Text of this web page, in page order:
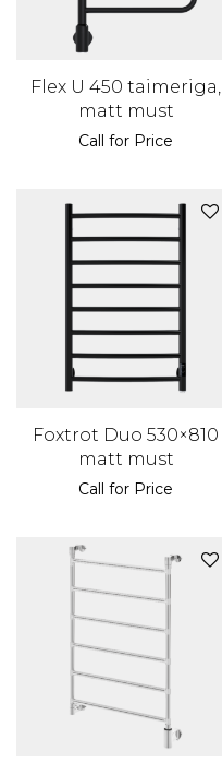
Flex U 450 taimeriga,
matt must
Call for Price
Foxtrot Duo 530×810
matt must
Call for Price